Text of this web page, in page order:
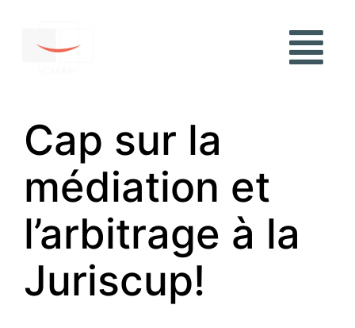
Cap sur la
médiation et
l’arbitrage à la
Juriscup!